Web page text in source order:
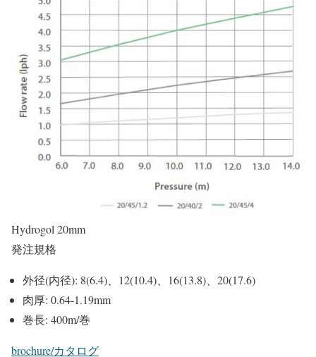
Hydrogol 20mm
発注規格
外径(内径): 8(6.4)、12(10.4)、16(13.8)、20(17.6)
肉厚: 0.64-1.19mm
巻長: 400m/巻
brochure/カタログ